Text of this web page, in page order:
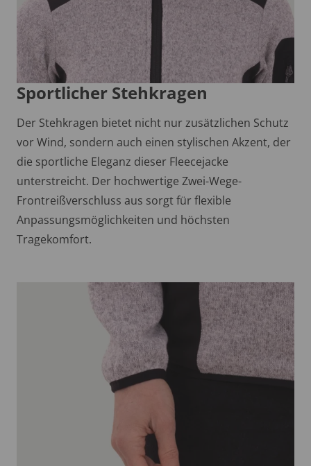
Sportlicher Stehkragen
Der Stehkragen bietet nicht nur zusätzlichen Schutz
vor Wind, sondern auch einen stylischen Akzent, der
die sportliche Eleganz dieser Fleecejacke
unterstreicht. Der hochwertige Zwei-Wege-
Frontreißverschluss aus sorgt für flexible
Anpassungsmöglichkeiten und höchsten
Tragekomfort.